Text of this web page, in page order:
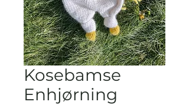
Kosebamse
Enhjørning